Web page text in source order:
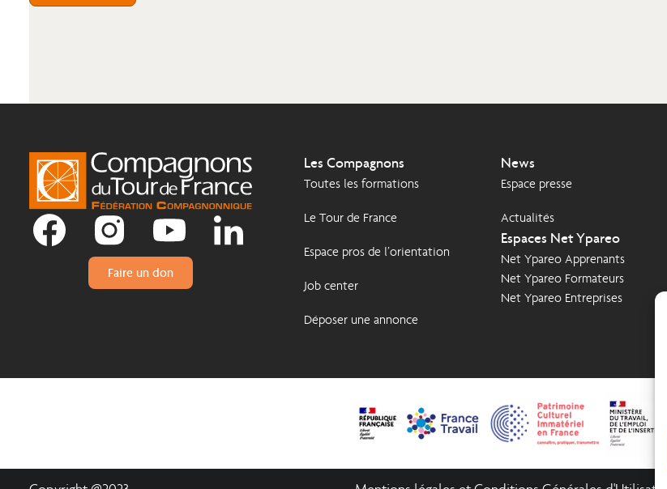
Faire un don
Les Compagnons
Toutes les formations
Le Tour de France
Espace pros de l’orientation
Job center
Déposer une annonce
News
Espace presse
Actualités
Espaces Net Ypareo
Net Ypareo Apprenants
Net Ypareo Formateurs
Net Ypareo Entreprises